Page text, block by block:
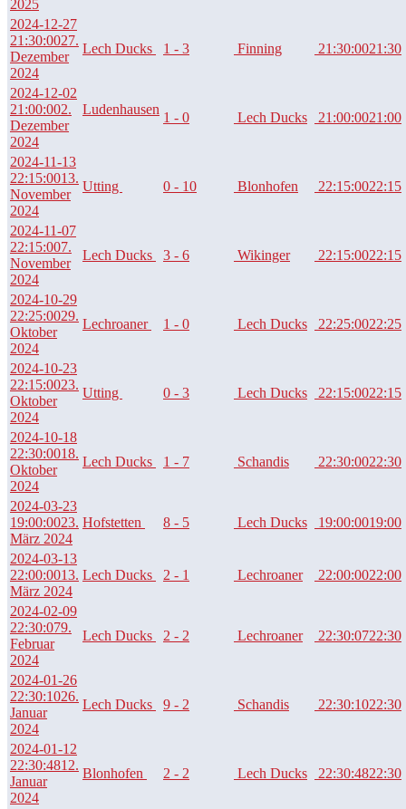
2025
2024-12-27
21:30:0027.
Dezember
2024
Lech Ducks 1 - 3 Finning 21:30:0021:30
2024-12-02
21:00:002.
Dezember
2024
Ludenhausen
1 - 0 Lech Ducks 21:00:0021:00
2024-11-13
22:15:0013.
November
2024
Utting 0 - 10 Blonhofen 22:15:0022:15
2024-11-07
22:15:007.
November
2024
Lech Ducks 3 - 6 Wikinger 22:15:0022:15
2024-10-29
22:25:0029.
Oktober
2024
Lechroaner 1 - 0 Lech Ducks 22:25:0022:25
2024-10-23
22:15:0023.
Oktober
2024
Utting 0 - 3 Lech Ducks 22:15:0022:15
2024-10-18
22:30:0018.
Oktober
2024
Lech Ducks 1 - 7 Schandis 22:30:0022:30
2024-03-23
19:00:0023.
März 2024
Hofstetten 8 - 5 Lech Ducks 19:00:0019:00
2024-03-13
22:00:0013.
März 2024
Lech Ducks 2 - 1 Lechroaner 22:00:0022:00
2024-02-09
22:30:079.
Februar
2024
Lech Ducks 2 - 2 Lechroaner 22:30:0722:30
2024-01-26
22:30:1026.
Januar
2024
Lech Ducks 9 - 2 Schandis 22:30:1022:30
2024-01-12
22:30:4812.
Januar
2024
Blonhofen 2 - 2 Lech Ducks 22:30:4822:30